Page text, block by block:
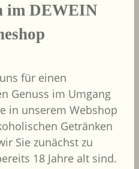
Pride Wines
Red -
/ Grenache
African Pride Wines
im DEWEIN
für einen
Genuss im Umgang
in unserem Webshop
Getränken
Sie zunächst zu
18 Jahre alt sind.